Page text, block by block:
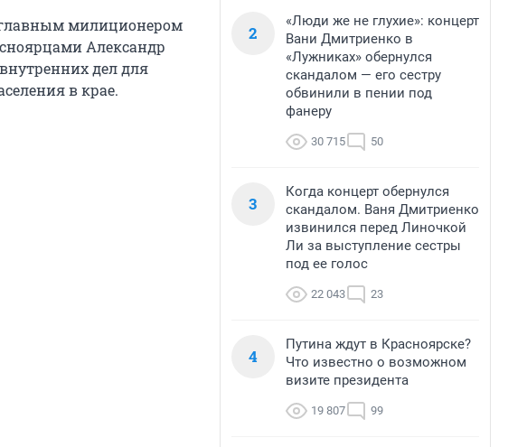
главным милиционером
Александр
дел для
в крае.
2
«Люди же не глухие»: концерт
Вани Дмитриенко в
«Лужниках» обернулся
скандалом — его сестру
обвинили в пении под
фанеру
30 715 50
3
Когда концерт обернулся
скандалом. Ваня Дмитриенко
извинился перед Линочкой
Ли за выступление сестры
под ее голос
22 043 23
4
Путина ждут в Красноярске?
Что известно о возможном
визите президента
19 807 99